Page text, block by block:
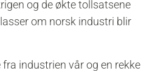
og de økte tollsatsene
om norsk industri blir
industrien vår og en rekke